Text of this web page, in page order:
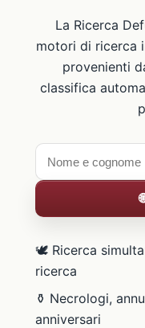
La Ricerca
motori di ricerca
provenienti
classifica
🕊️ Ricerca
ricerca
⚱️ Necrologi,
anniversari